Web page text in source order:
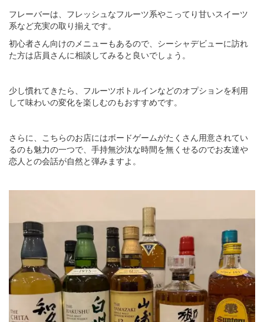
フレーバーは、フレッシュなフルーツ系やこってり甘いスイーツ
系など充実の取り揃えです。
初心者さん向けのメニューもあるので、シーシャデビューに訪れ
た方は店員さんに相談してみると良いでしょう。
少し慣れてきたら、フルーツボトルインなどのオプションを利用
して味わいの変化を楽しむのもおすすめです。
さらに、こちらのお店にはボードゲームがたくさん用意されてい
るのも魅力の一つで、手持無沙汰な時間を無くせるのでお友達や
恋人との会話が自然と弾みますよ。